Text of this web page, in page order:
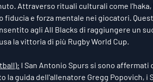
Attraverso rituali culturali come
fiducia e forza mentale nei giocatori.
agli All Blacks di raggiungere un
la vittoria di più Rugby World Cup.
I San Antonio Spurs si sono affermati
la guida dell'allenatore Gregg Popovich, i